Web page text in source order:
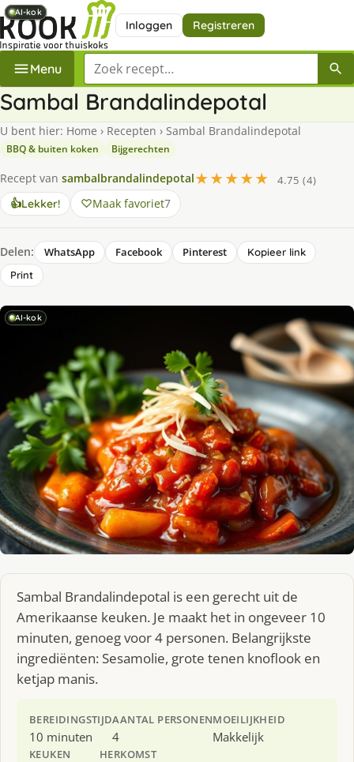
Inloggen Registreren
Menu Zoek een recept
Sambal Brandalindepotal
U bent hier: Home › Recepten › Sambal Brandalindepotal
BBQ & buiten koken Bijgerechten
Recept van sambalbrandalindepotal★★★★★
4.75 (4)
👍Lekker! Maak favoriet7
Delen: WhatsApp Facebook Pinterest
Kopieer link
Print
AI-kok
Sambal Brandalindepotal is een gerecht uit de
Amerikaanse keuken. Je maakt het in ongeveer 10
minuten, genoeg voor 4 personen. Belangrijkste
ingrediënten: Sesamolie, grote tenen knoflook en
ketjap manis.
BEREIDINGSTIJD
10 minuten
AANTAL PERSONEN
4
MOEILIJKHEID
Makkelijk
KEUKEN HERKOMST
AI-kok
AI-kok
AI-kok
AI-kok